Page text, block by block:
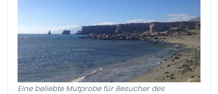
Eine beliebte Mutprobe für Besucher des